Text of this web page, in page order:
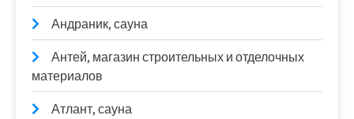
Андраник, сауна
Антей, магазин строительных и отделочных
материалов
Атлант, сауна